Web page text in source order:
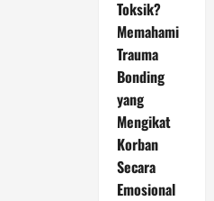
Toksik?
Memahami
Trauma
Bonding
yang
Mengikat
Korban
Secara
Emosional